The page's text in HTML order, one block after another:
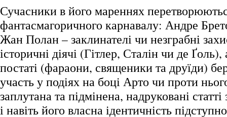
Сучасники в його мареннях
фантасмагоричного карнавалу: Андре
Жан Полан – заклинателі чи незграбні
історичні діячі (Гітлер, Сталін чи де Ґоль),
постаті (фараони, священики та друїди)
участь у подіях на боці Арто чи проти
заплутана та підмінена, надруковані статті
і навіть його власна ідентичність